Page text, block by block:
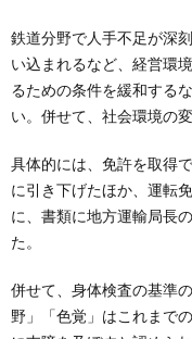
鉄道分野で人手不足が深
い込まれるなど、経営環
るための条件を緩和する
い。併せて、社会環境の
具体的には、免許を取得
に引き下げたほか、運転
に、書類に地方運輸局長
た。
併せて、身体検査の基準
野」「色覚」はこれまで